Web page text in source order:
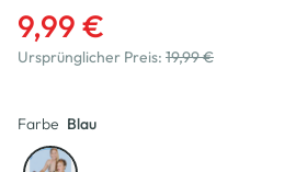
9,99 €
Ursprünglicher Preis: 19,99 €
Farbe Blau